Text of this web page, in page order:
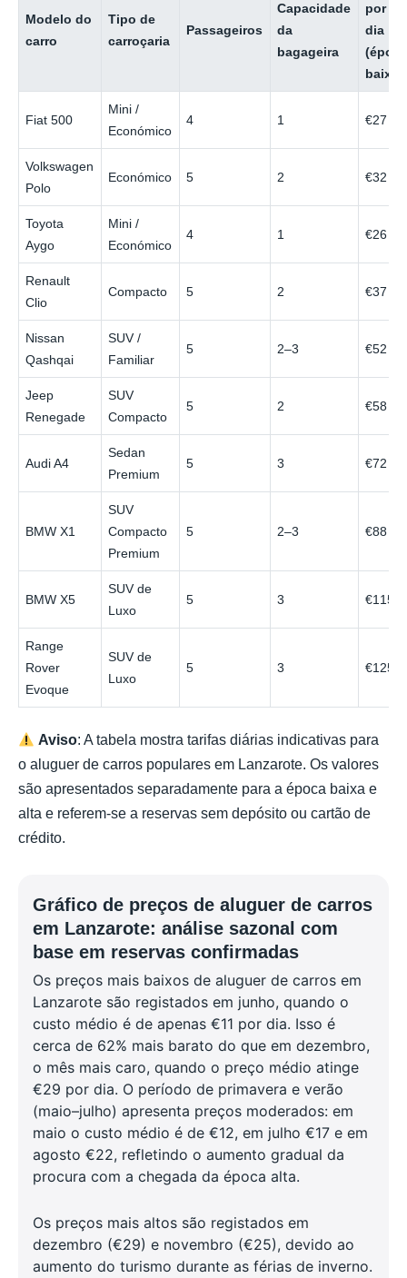
Modelo do
carro
Tipo de
carroçaria
Passageiros
Capacidade
da
bagageira
por
dia
baixa)
Fiat 500
Mini /
Económico
4 1 €27
Volkswagen
Polo
Económico 5 2 €32
Toyota
Aygo
Mini /
Económico
4 1 €26
Renault
Clio
Compacto 5 2 €37
Nissan
Qashqai
SUV /
Familiar
5 2–3 €52
Jeep
Renegade
SUV
Compacto
5 2 €58
Audi A4
Sedan
Premium
5 3 €72
BMW X1
SUV
Compacto
Premium
5 2–3 €88
BMW X5
SUV de
Luxo
5 3 €115
Range
Rover
Evoque
SUV de
Luxo
5 3 €125
Aviso: A tabela mostra tarifas diárias indicativas para
o aluguer de carros populares em Lanzarote. Os valores
são apresentados separadamente para a época baixa e
alta e referem-se a reservas sem depósito ou cartão de
crédito.
Gráfico de preços de aluguer de carros
em Lanzarote: análise sazonal com
base em reservas confirmadas
Os preços mais baixos de aluguer de carros em
Lanzarote são registados em junho, quando o
custo médio é de apenas €11 por dia. Isso é
cerca de 62% mais barato do que em dezembro,
o mês mais caro, quando o preço médio atinge
€29 por dia. O período de primavera e verão
(maio–julho) apresenta preços moderados: em
maio o custo médio é de €12, em julho €17 e em
agosto €22, refletindo o aumento gradual da
procura com a chegada da época alta.
Os preços mais altos são registados em
dezembro (€29) e novembro (€25), devido ao
aumento do turismo durante as férias de inverno.